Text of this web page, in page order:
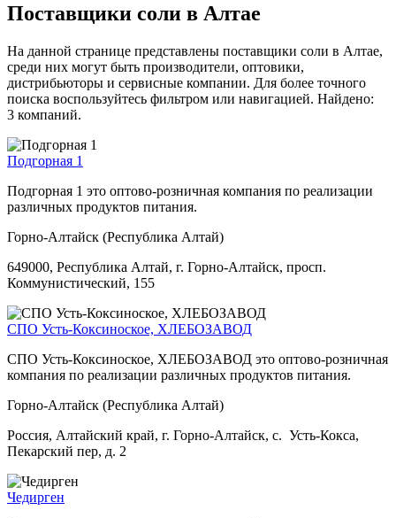
Поставщики соли в Алтае
На данной странице представлены поставщики соли в Алтае,
среди них могут быть производители, оптовики,
дистрибьюторы и сервисные компании. Для более точного
поиска воспользуйтесь фильтром или навигацией. Найдено:
3 компаний.
Подгорная 1
Подгорная 1 это оптово-розничная компания по реализации
различных продуктов питания.
Горно-Алтайск (Республика Алтай)
649000, Республика Алтай, г. Горно-Алтайск, просп.
Коммунистический, 155
СПО Усть-Коксиноское, ХЛЕБОЗАВОД
СПО Усть-Коксиноское, ХЛЕБОЗАВОД это оптово-розничная
компания по реализации различных продуктов питания.
Горно-Алтайск (Республика Алтай)
Россия, Алтайский край, г. Горно-Алтайск, с. Усть-Кокса,
Пекарский пер, д. 2
Чедирген